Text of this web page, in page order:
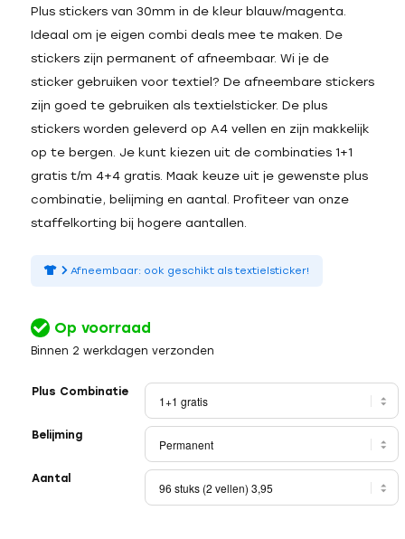
Plus stickers van 30mm in de kleur blauw/magenta.
Ideaal om je eigen combi deals mee te maken. De
stickers zijn permanent of afneembaar. Wi je de
sticker gebruiken voor textiel? De afneembare stickers
zijn goed te gebruiken als textielsticker. De plus
stickers worden geleverd op A4 vellen en zijn makkelijk
op te bergen. Je kunt kiezen uit de combinaties 1+1
gratis t/m 4+4 gratis. Maak keuze uit je gewenste plus
combinatie, belijming en aantal. Profiteer van onze
staffelkorting bij hogere aantallen.
Afneembaar: ook geschikt als textielsticker!
Op voorraad
Binnen 2 werkdagen verzonden
Plus Combinatie
Belijming
Aantal